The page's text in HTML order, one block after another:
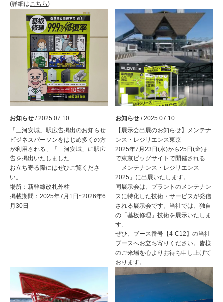
(詳細はこちら)
お知らせ / 2025.07.10
「三河安城」駅広告掲出のお知らせ
ビジネスパーソンをはじめ多くの方
が利用される、「三河安城」に駅広
告を掲出いたしました
お立ち寄る際にはぜひご覧くださ
い。
場所：新幹線改札外柱
掲載期間：2025年7月1日~2026年6
月30日
お知らせ / 2025.07.10
【展示会出展のお知らせ】メンテナ
ンス・レジリエンス東京
2025年7月23日(水)から25日(金)ま
で東京ビッグサイトで開催される
「メンテナンス・レジリエンス
2025」に出展いたします。
同展示会は、プラントのメンテナン
スに特化した技術・サービスが発信
される展示会です。当社では、独自
の「基板修理」技術を展示いたしま
す。
ぜひ、ブース番号【4-C12】の当社
ブースへお立ち寄りください。皆様
のご来場を心よりお待ち申し上げて
おります。